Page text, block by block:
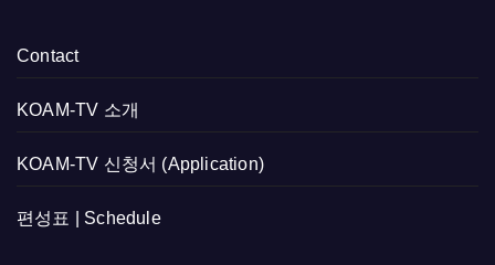
Contact
KOAM-TV 소개
KOAM-TV 신청서 (Application)
편성표 | Schedule